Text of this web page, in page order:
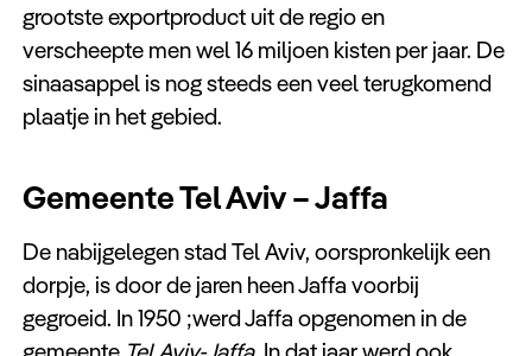
grootste exportproduct uit de regio en
verscheepte men wel 16 miljoen kisten per jaar. De
sinaasappel is nog steeds een veel terugkomend
plaatje in het gebied.
Gemeente Tel Aviv – Jaffa
De nabijgelegen stad Tel Aviv, oorspronkelijk een
dorpje, is door de jaren heen Jaffa voorbij
gegroeid. In 1950 ;werd Jaffa opgenomen in de